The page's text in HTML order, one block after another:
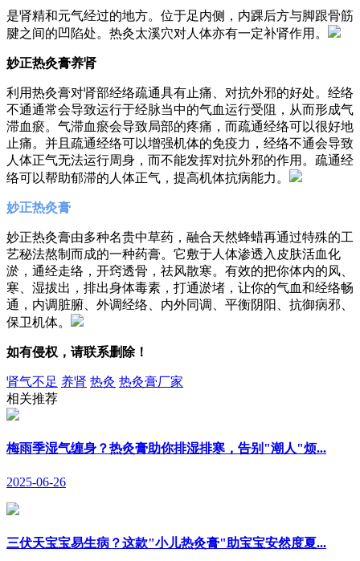
是肾精和元气经过的地方。位于足内侧，内踝后方与脚跟骨筋
腱之间的凹陷处。热灸太溪穴对人体亦有一定补肾作用。
妙正热灸膏养肾
利用热灸膏对肾部经络疏通具有止痛、对抗外邪的好处。经络
不通通常会导致运行于经脉当中的气血运行受阻，从而形成气
滞血瘀。气滞血瘀会导致局部的疼痛，而疏通经络可以很好地
止痛。并且疏通经络可以增强机体的免疫力，经络不通会导致
人体正气无法运行周身，而不能发挥对抗外邪的作用。疏通经
络可以帮助郁滞的人体正气，提高机体抗病能力。
妙正热灸膏
妙正热灸膏由多种名贵中草药，融合天然蜂蜡再通过特殊的工
艺秘法熬制而成的一种药膏。它敷于人体渗透入皮肤活血化
淤，通经走络，开窍透骨，祛风散寒。有效的把你体内的风、
寒、湿拔出，排出身体毒素，打通淤堵，让你的气血和经络畅
通，内调脏腑、外调经络、内外同调、平衡阴阳、抗御病邪、
保卫机体。
如有侵权，请联系删除！
肾气不足 养肾 热灸 热灸膏厂家
相关推荐
梅雨季湿气缠身？热灸膏助你排湿排寒，告别"潮人"烦...
2025-06-26
三伏天宝宝易生病？这款"小儿热灸膏"助宝宝安然度夏...